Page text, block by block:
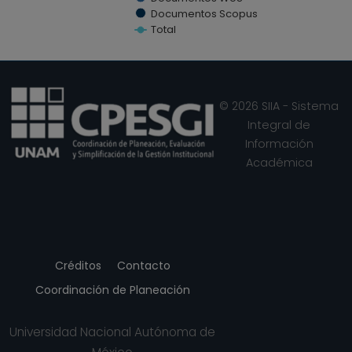
Documentos Scopus
Total
End of interactive chart.
Créditos
Contacto
Coordinación de Planeación
Universidad Nacional Autónoma de
© 2026 SIIA - Sistema
Integral de
Información
Académica